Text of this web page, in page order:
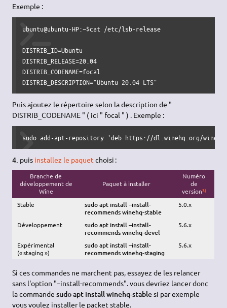
Exemple :
ubuntu@ubuntu-HP:~$cat /etc/lsb-release
DISTRIB_ID
DISTRIB_RELEASE=20.04
DISTRIB_CODENAME
DISTRIB_DESCRIPTION="Ubuntu 20.04 LTS"
Puis ajoutez le répertoire selon la description de "
DISTRIB_CODENAME " ( ici " focal " ) . Exemple :
sudo add-apt-repository 'deb https://dl.winehq.org/wine-
4. puis installez le paquet choisi :
Branche de
développement de
Wine
Paquet à installer
Numéro
de
version3)
Stable
sudo apt install –install-
recommends winehq-stable
5.0.x
Développement
sudo apt install –install-
recommends winehq-devel
5.6.x
Expérimental
(« staging »)
sudo apt install –install-
recommends winehq-staging
5.6.x
Si ces commandes ne marchent pas, essayez de les relancer
sans l'option "–install-recommends". vous devriez lancer donc
la commandesudo apt install winehq-stablesi par exemple
vous voulez installer le packet stable.